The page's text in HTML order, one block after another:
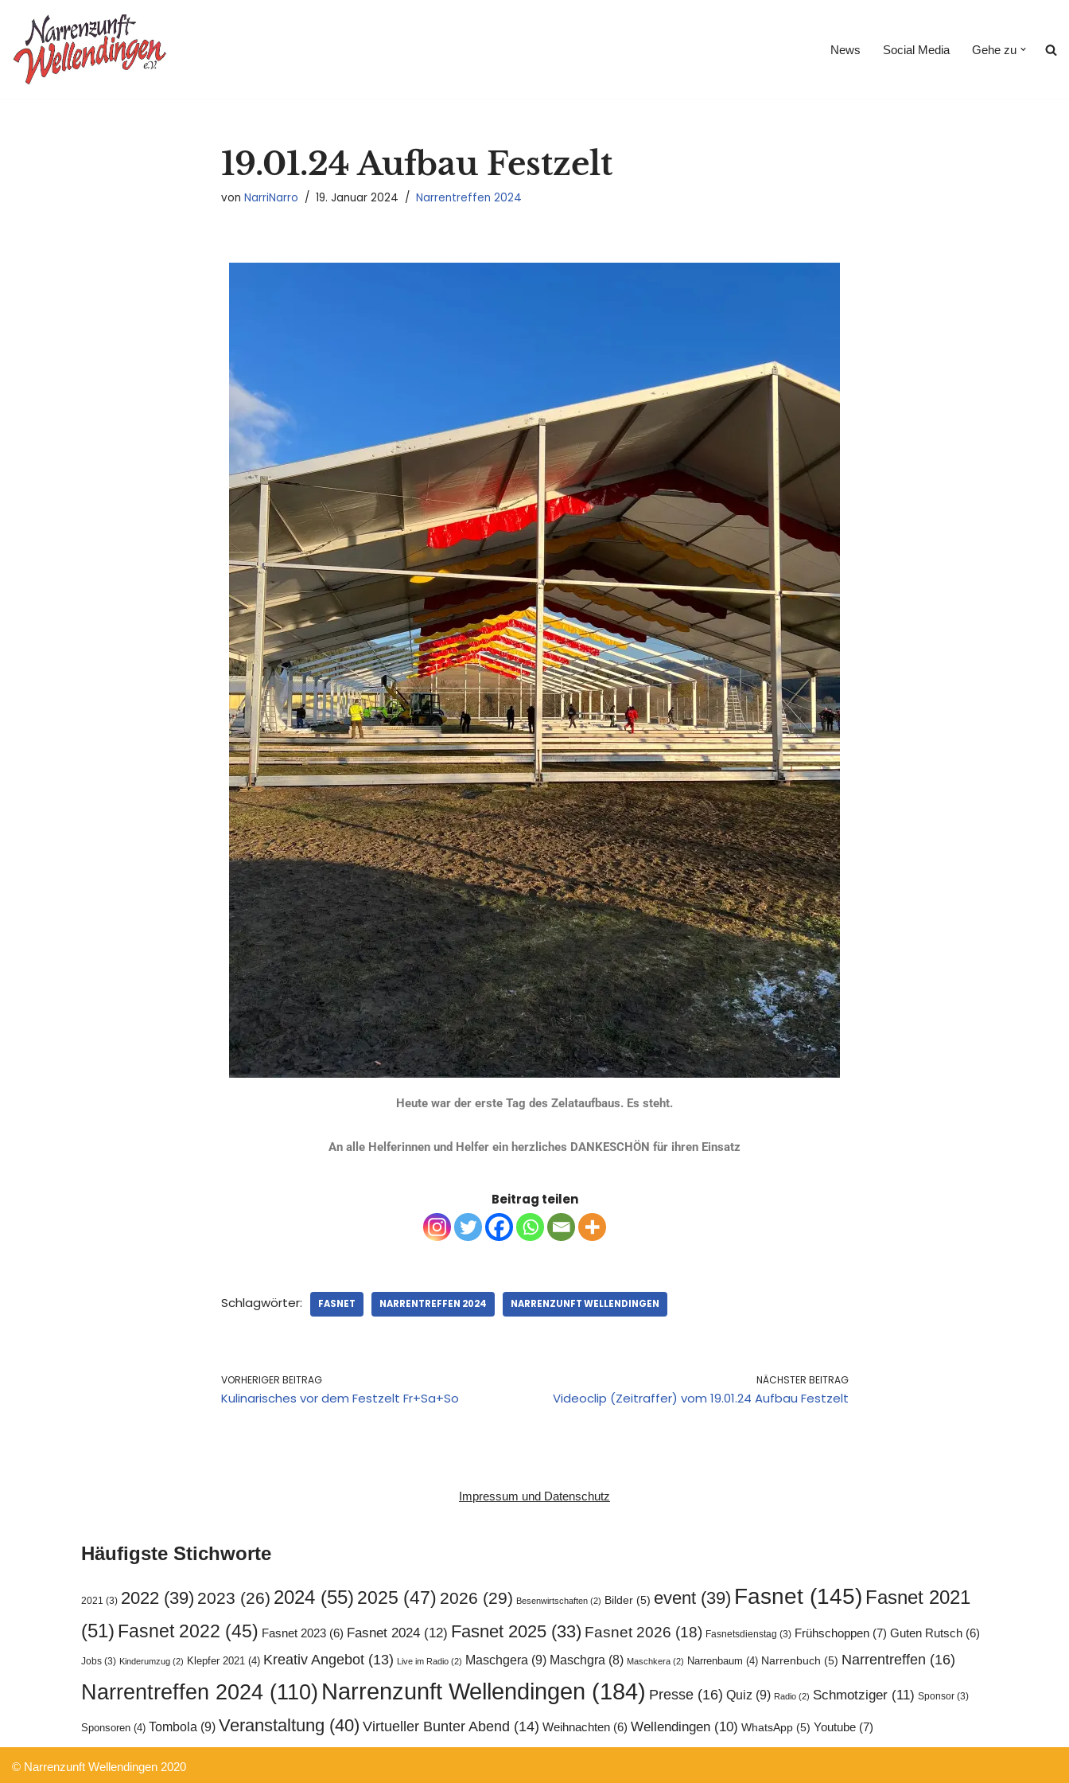
Zum
Inhalt
springen
News Social Media Gehe zu
19.01.24 Aufbau Festzelt
von NarriNarro 19. Januar 2024 Narrentreffen 2024
Heute war der erste Tag des Zelataufbaus. Es steht.
An alle Helferinnen und Helfer ein herzliches DANKESCHÖN für ihren Einsatz
Beitrag teilen
Schlagwörter: FASNET NARRENTREFFEN 2024 NARRENZUNFT WELLENDINGEN
VORHERIGER BEITRAG
Kulinarisches vor dem Festzelt Fr+Sa+So
NÄCHSTER BEITRAG
Videoclip (Zeitraffer) vom 19.01.24 Aufbau Festzelt
Impressum und Datenschutz
Häufigste Stichworte
2021 (3) 2022 (39) 2023 (26) 2024 (55) 2025 (47) 2026 (29) Besenwirtschaften (2) Bilder (5) event (39) Fasnet (145) Fasnet 2021
(51) Fasnet 2022 (45) Fasnet 2023 (6) Fasnet 2024 (12) Fasnet 2025 (33) Fasnet 2026 (18) Fasnetsdienstag (3) Frühschoppen (7) Guten Rutsch (6)
Jobs (3) Kinderumzug (2) Klepfer 2021 (4) Kreativ Angebot (13) Live im Radio (2) Maschgera (9) Maschgra (8) Maschkera (2) Narrenbaum (4) Narrenbuch (5) Narrentreffen (16)
Narrentreffen 2024 (110) Narrenzunft Wellendingen (184) Presse (16) Quiz (9) Radio (2) Schmotziger (11) Sponsor (3)
Sponsoren (4) Tombola (9) Veranstaltung (40) Virtueller Bunter Abend (14) Weihnachten (6) Wellendingen (10) WhatsApp (5) Youtube (7)
© Narrenzunft Wellendingen 2020